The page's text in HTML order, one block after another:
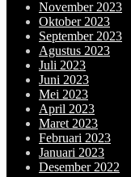
November 2023
Oktober 2023
September 2023
Agustus 2023
Juli 2023
Juni 2023
Mei 2023
April 2023
Maret 2023
Februari 2023
Januari 2023
Desember 2022